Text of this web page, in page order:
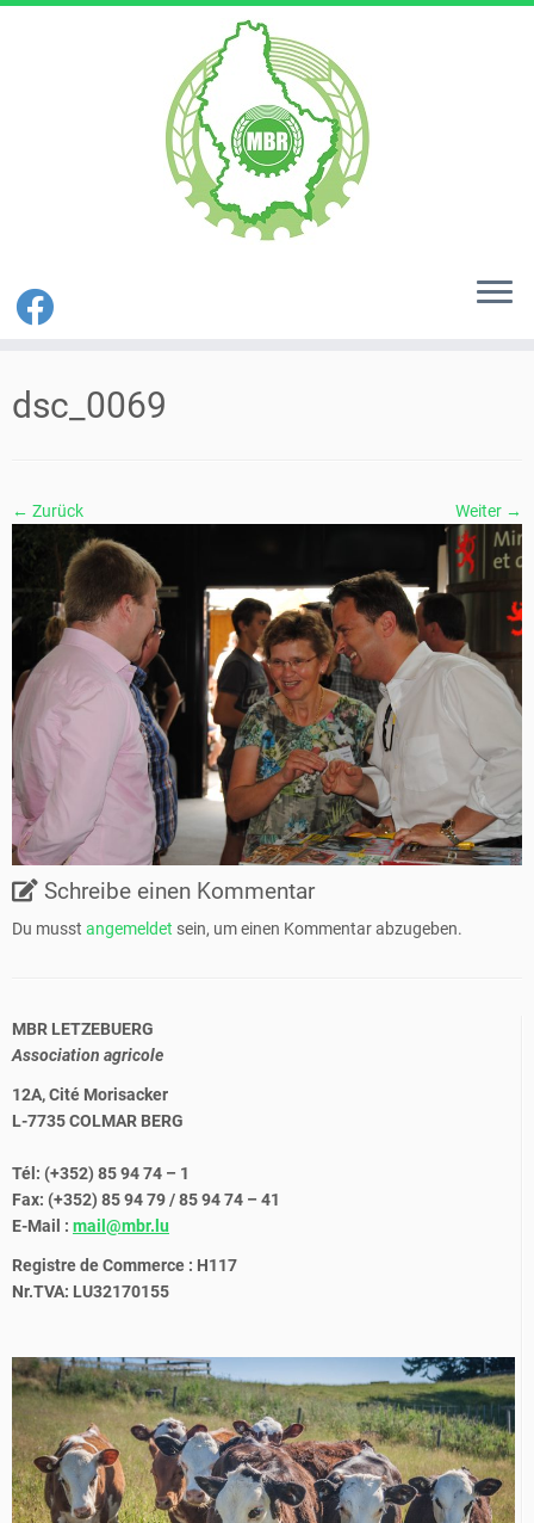
Inhalt
springen
dsc_0069
← Zurück Weiter →
Schreibe einen Kommentar
Du musst angemeldet sein, um einen Kommentar abzugeben.
MBR LETZEBUERG
Association agricole
12A, Cité Morisacker
L-7735 COLMAR BERG
Tél: (+352) 85 94 74 – 1
Fax: (+352) 85 94 79 / 85 94 74 – 41
E-Mail : mail@mbr.lu
Registre de Commerce : H117
Nr.TVA: LU32170155